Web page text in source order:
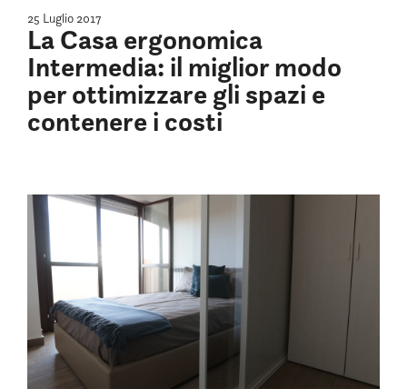
25 Luglio 2017
La Casa ergonomica
Intermedia: il miglior modo
per ottimizzare gli spazi e
contenere i costi